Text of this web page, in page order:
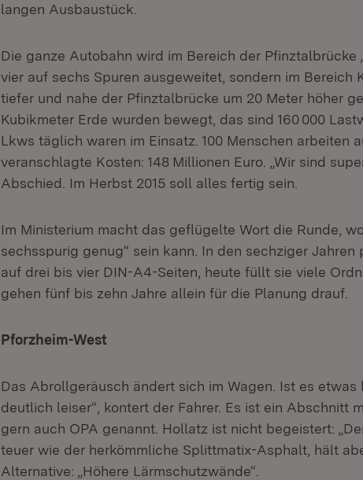
langen Ausbaustück.
Die ganze Autobahn wird im Bereich der Pfinztalbrücke
vier auf sechs Spuren ausgeweitet, sondern im Bereich
tiefer und nahe der Pfinztalbrücke um 20 Meter höher
Kubikmeter Erde wurden bewegt, das sind 160 000
Lkws täglich waren im Einsatz. 100 Menschen arbeiten
veranschlagte Kosten: 148 Millionen Euro. „Wir sind
Abschied. Im Herbst 2015 soll alles fertig sein.
Im Ministerium macht das geflügelte Wort die Runde,
sechsspurig genug“ sein kann. In den sechziger
auf drei bis vier DIN-A4-Seiten, heute füllt sie viele
gehen fünf bis zehn Jahre allein für die Planung drauf.
Pforzheim-West
Das Abrollgeräusch ändert sich im Wagen. Ist es etwas
deutlich leiser“, kontert der Fahrer. Es ist ein Abschnitt
gern auch OPA genannt. Hollatz ist nicht begeistert:
teuer wie der herkömmliche Splittmatix-Asphalt, hält
Alternative: „Höhere Lärmschutzwände“.